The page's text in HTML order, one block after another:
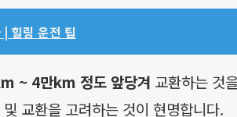
힐링 운전 팁
~ 4만km 정도 앞당겨 교환하는 것
교환을 고려하는 것이 현명합니다.